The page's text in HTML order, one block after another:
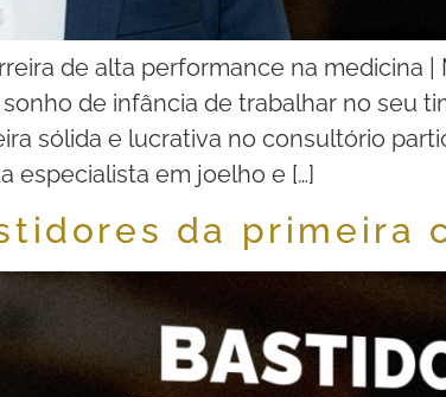
de alta performance na medicina
de infância de trabalhar no seu
sólida e lucrativa no consultório
especialista em joelho e […]
da primeira